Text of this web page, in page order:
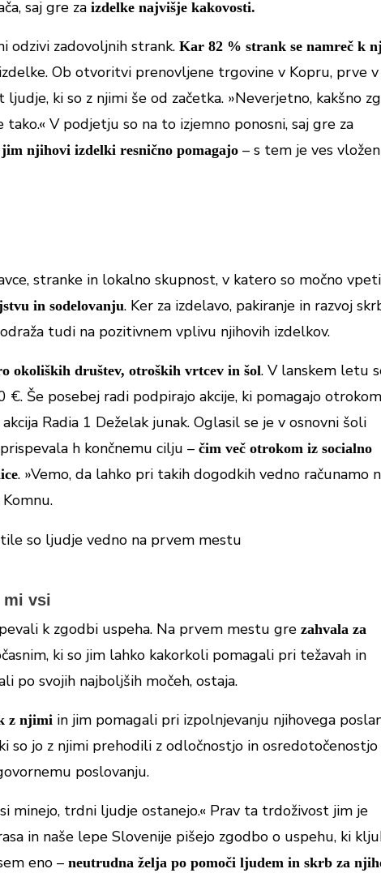
saj gre za izdelke najvišje kakovosti.
odzivi zadovoljnih strank. Kar 82 % strank se namreč k
Ob otvoritvi prenovljene trgovine v Kopru, prve
ki so z njimi še od začetka. »Neverjetno, kakšno
V podjetju so na to izjemno ponosni, saj gre za
jim njihovi izdelki resnično pomagajo – s tem je ves
stranke in lokalno skupnost, v katero so močno
in sodelovanju. Ker za izdelavo, pakiranje in razvoj
tudi na pozitivnem vplivu njihovih izdelkov.
okoliških društev, otroških vrtcev in šol. V lanskem letu
Še posebej radi podpirajo akcije, ki pomagajo
Radia 1 Deželak junak. Oglasil se je v osnovni šoli
h končnemu cilju – čim več otrokom iz socialno
. »Vemo, da lahko pri takih dogodkih vedno računamo
mi vsi
k zgodbi uspeha. Na prvem mestu gre zahvala za
ki so jim lahko kakorkoli pomagali pri težavah in
po svojih najboljših močeh, ostaja.
z njimi in jim pomagali pri izpolnjevanju njihovega
so jo z njimi prehodili z odločnostjo in osredotočenostjo
poslovanju.
minejo, trdni ljudje ostanejo.« Prav ta trdoživost jim je
in naše lepe Slovenije pišejo zgodbo o uspehu, ki
eno – neutrudna želja po pomoči ljudem in skrb za
* Popusti se med seboj ne seštevajo in ne veljajo za akcijske